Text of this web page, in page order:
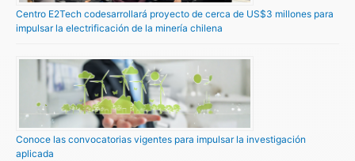
Centro E2Tech codesarrollará proyecto de cerca de US$3 millones para
impulsar la electrificación de la minería chilena
Conoce las convocatorias vigentes para impulsar la investigación
aplicada